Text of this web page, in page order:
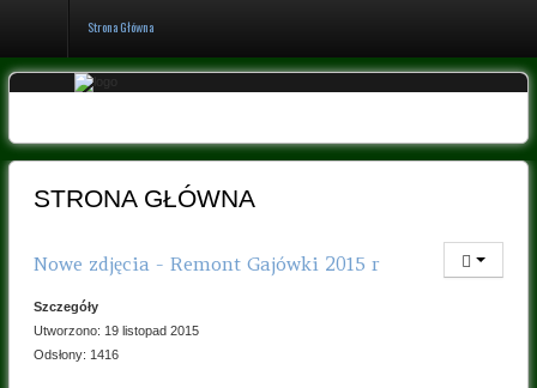
Strona
Główna
Historia
koła
Strona Główna
STRONA GŁÓWNA
Nowe zdjęcia - Remont Gajówki 2015 r
Szczegóły
Utworzono: 19 listopad 2015
Odsłony: 1416